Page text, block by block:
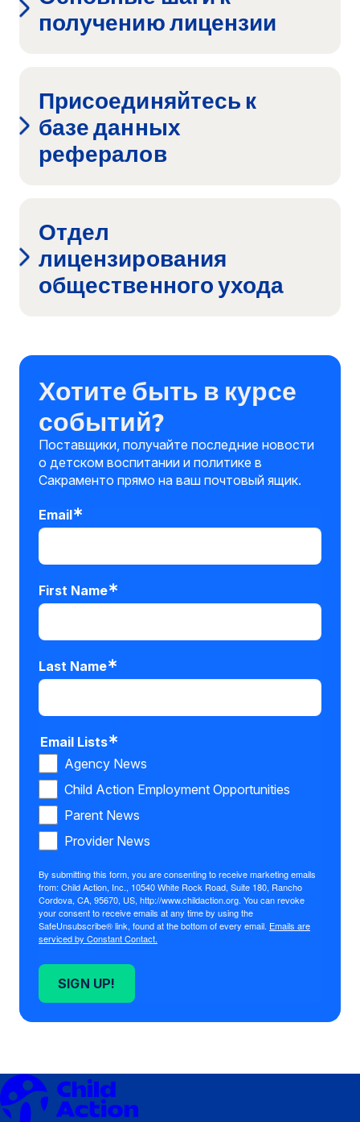
получению лицензии
Присоединяйтесь к
базе данных
рефералов
Отдел
лицензирования
общественного ухода
(открывается
в
окне)
Хотите быть в курсе
событий?
Поставщики, получайте последние новости
о детском воспитании и политике в
Сакраменто прямо на ваш почтовый ящик.
Email
First Name
Last Name
Email Lists
Agency News
Child Action Employment Opportunities
Parent News
Provider News
By submitting this form, you are consenting to receive marketing emails
from: Child Action, Inc., 10540 White Rock Road, Suite 180, Rancho
Cordova, CA, 95670, US, http://www.childaction.org. You can revoke
your consent to receive emails at any time by using the
SafeUnsubscribe® link, found at the bottom of every email. Emails are
serviced by Constant Contact.
SIGN UP!